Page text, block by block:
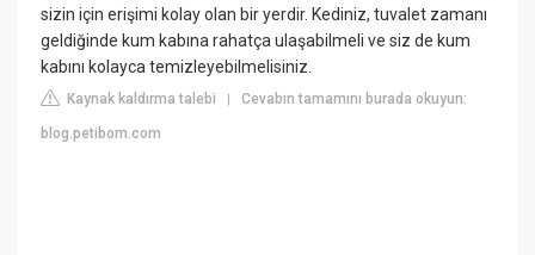
sizin için erişimi kolay olan bir yerdir. Kediniz, tuvalet zamanı
geldiğinde kum kabına rahatça ulaşabilmeli ve siz de kum
kabını kolayca temizleyebilmelisiniz.
Kaynak kaldırma talebi |Cevabın tamamını burada okuyun:
blog.petibom.com